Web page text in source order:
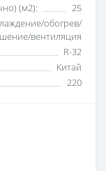
(м2):
25
обогрев/
вентиляция
R-32
Китай
220